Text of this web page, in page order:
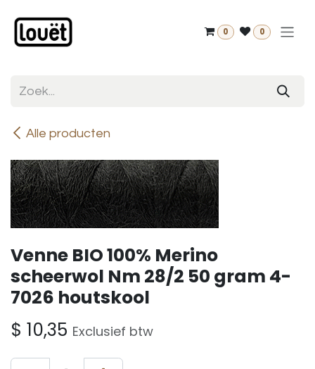
0 0
Alle producten
Venne BIO 100% Merino
scheerwol Nm 28/2 50 gram 4-
7026 houtskool
$ 10,35 Exclusief btw